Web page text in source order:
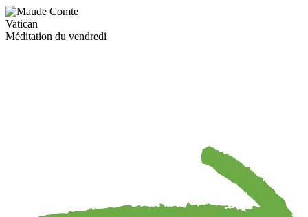
Vatican
Méditation du vendredi